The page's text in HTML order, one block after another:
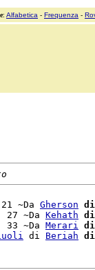
: Alfabetica - Frequenza -
~Da Gherson
~Da Kehath
~Da Merari
di Beriah